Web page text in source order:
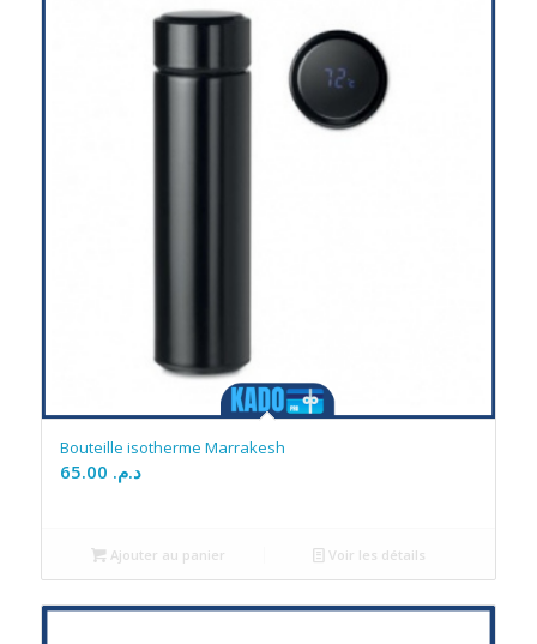
Bouteille isotherme Marrakesh
د.م.
Ajouter au panier Voir les détails